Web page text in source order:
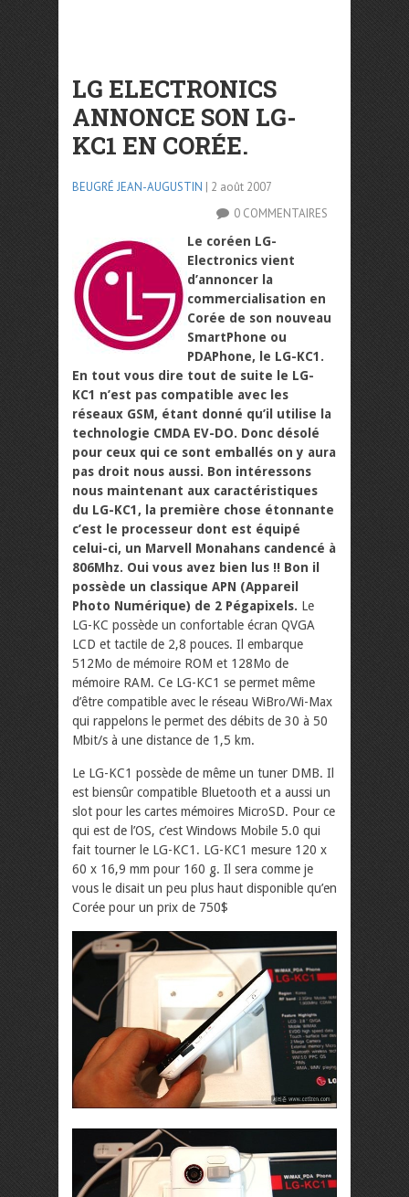
LG ELECTRONICS
ANNONCE SON LG-
KC1 EN CORÉE.
BEUGRÉ JEAN-AUGUSTIN | 2 août 2007
0 COMMENTAIRES
Le coréen LG-
Electronics vient
d’annoncer la
commercialisation en
Corée de son nouveau
SmartPhone ou
PDAPhone, le LG-KC1.
En tout vous dire tout de suite le LG-
KC1 n’est pas compatible avec les
réseaux GSM, étant donné qu’il utilise la
technologie CMDA EV-DO. Donc désolé
pour ceux qui ce sont emballés on y aura
pas droit nous aussi. Bon intéressons
nous maintenant aux caractéristiques
du LG-KC1, la première chose étonnante
c’est le processeur dont est équipé
celui-ci, un Marvell Monahans candencé à
806Mhz. Oui vous avez bien lus !! Bon il
possède un classique APN (Appareil
Photo Numérique) de 2 Pégapixels. Le
LG-KC possède un confortable écran QVGA
LCD et tactile de 2,8 pouces. Il embarque
512Mo de mémoire ROM et 128Mo de
mémoire RAM. Ce LG-KC1 se permet même
d’être compatible avec le réseau WiBro/Wi-Max
qui rappelons le permet des débits de 30 à 50
Mbit/s à une distance de 1,5 km.
Le LG-KC1 possède de même un tuner DMB. Il
est biensûr compatible Bluetooth et a aussi un
slot pour les cartes mémoires MicroSD. Pour ce
qui est de l’OS, c’est Windows Mobile 5.0 qui
fait tourner le LG-KC1. LG-KC1 mesure 120 x
60 x 16,9 mm pour 160 g. Il sera comme je
vous le disait un peu plus haut disponible qu’en
Corée pour un prix de 750$